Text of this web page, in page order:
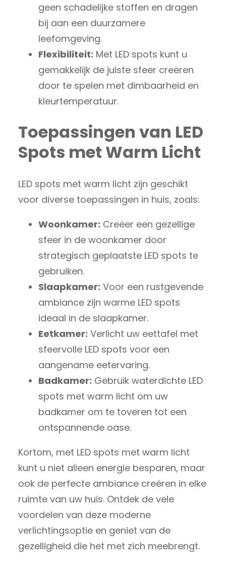
geen schadelijke stoffen en dragen
bij aan een duurzamere
leefomgeving.
Flexibiliteit: Met LED spots kunt u
gemakkelijk de juiste sfeer creëren
door te spelen met dimbaarheid en
kleurtemperatuur.
Toepassingen van LED
Spots met Warm Licht
LED spots met warm licht zijn geschikt
voor diverse toepassingen in huis, zoals:
Woonkamer: Creëer een gezellige
sfeer in de woonkamer door
strategisch geplaatste LED spots te
gebruiken.
Slaapkamer: Voor een rustgevende
ambiance zijn warme LED spots
ideaal in de slaapkamer.
Eetkamer: Verlicht uw eettafel met
sfeervolle LED spots voor een
aangename eetervaring.
Badkamer: Gebruik waterdichte LED
spots met warm licht om uw
badkamer om te toveren tot een
ontspannende oase.
Kortom, met LED spots met warm licht
kunt u niet alleen energie besparen, maar
ook de perfecte ambiance creëren in elke
ruimte van uw huis. Ontdek de vele
voordelen van deze moderne
verlichtingsoptie en geniet van de
gezelligheid die het met zich meebrengt.